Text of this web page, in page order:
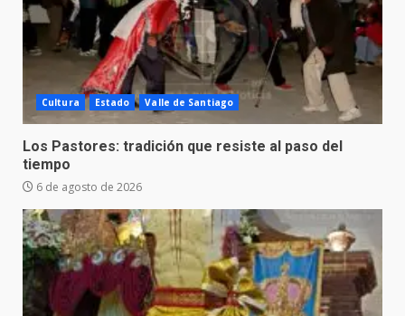
Cultura Estado Valle de Santiago
Los Pastores: tradición que resiste al paso del
tiempo
6 de agosto de 2026